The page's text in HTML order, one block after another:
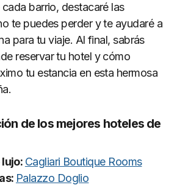
barrio, destacaré las
te puedes perder y te ayudaré a
para tu viaje. Al final, sabrás
reservar tu hotel y cómo
tu estancia en esta hermosa
de los mejores hoteles de
Cagliari Boutique Rooms
Palazzo Doglio